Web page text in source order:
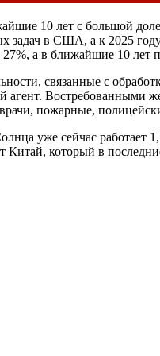
10 лет с большой
в США, а к 2025
а в ближайшие 10 лет
связанные с
Востребованными
пожарные,
уже сейчас работает
который в